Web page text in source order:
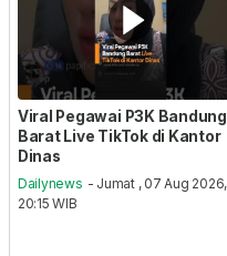
Viral Pegawai P3K Bandung
Barat Live TikTok di Kantor
Dinas
Dailynews - Jumat , 07 Aug 2026,
20:15 WIB